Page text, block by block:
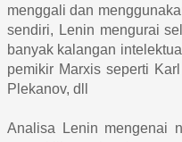
menggali dan
sendiri, Lenin mengurai
banyak kalangan
pemikir Marxis seperti
Plekanov, dll
Analisa Lenin mengenai